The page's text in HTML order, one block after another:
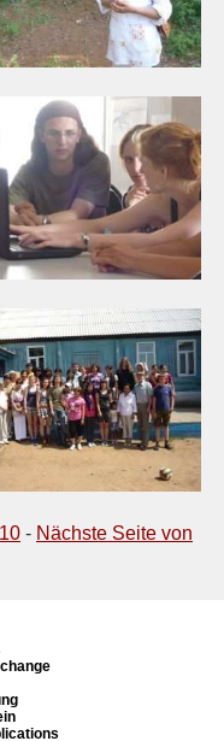
- Nächste Seite von